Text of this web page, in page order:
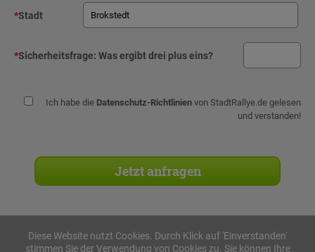
*Stadt
*Sicherheitsfrage: Was ergibt drei plus eins?
Ich habe die Datenschutz-Richtlinien von StadtRallye.de gelesen
und verstanden!
Diese Website nutzt Cookies. Durch Klick auf 'Einverstanden'
stimmen Sie der Verwendung von Cookies zu. Sie können Ihre